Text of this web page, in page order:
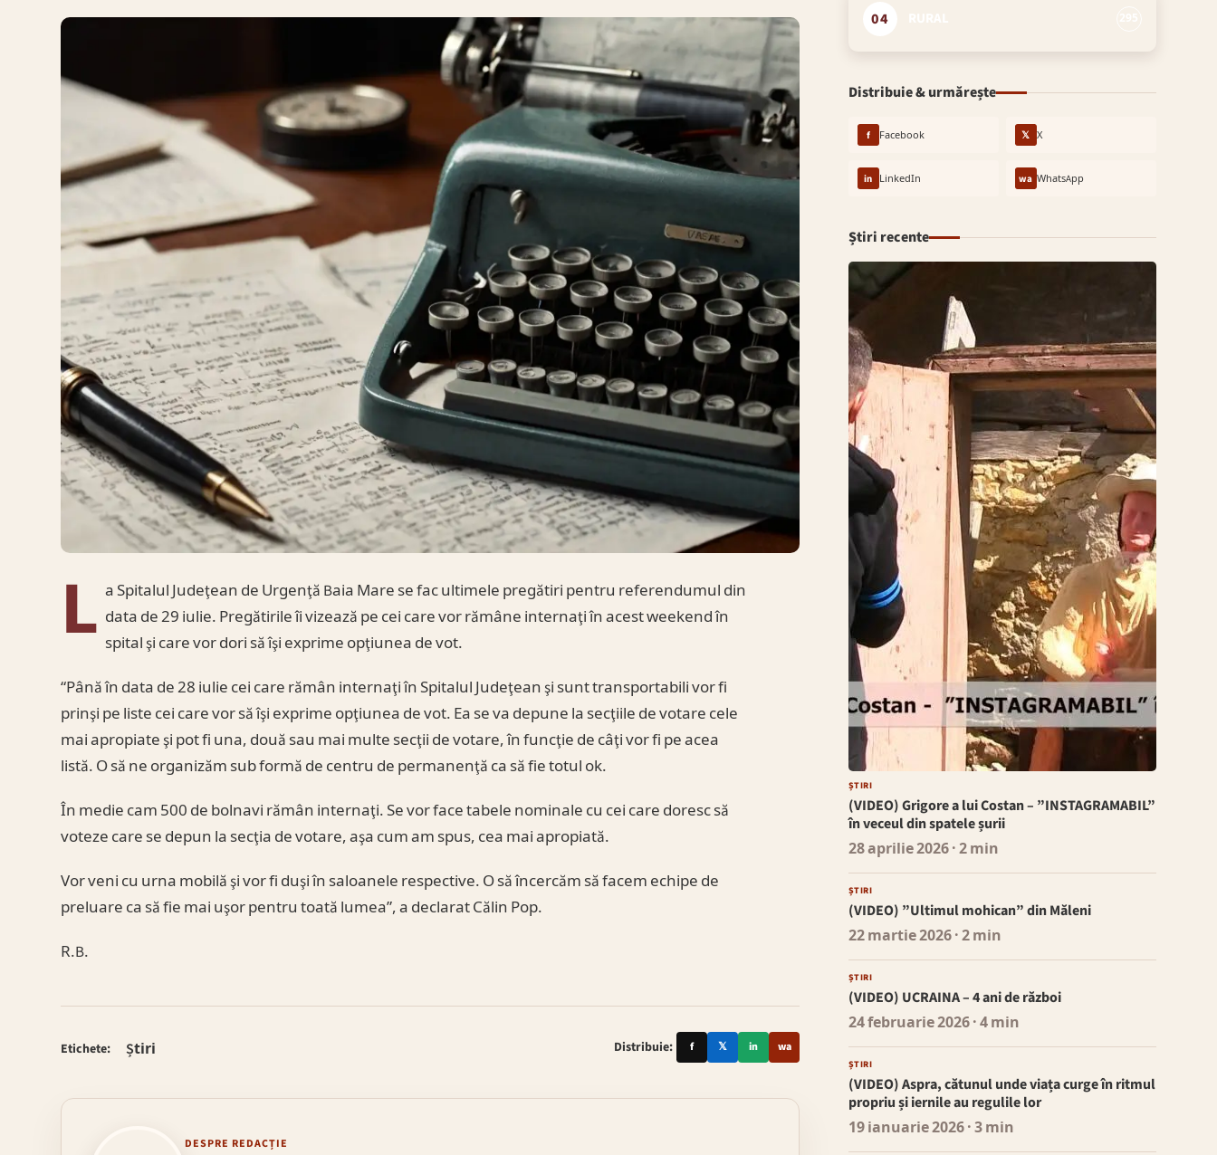
L a Spitalul Judeţean de Urgenţă Baia Mare se fac ultimele pregătiri pentru referendumul din
data de 29 iulie. Pregătirile îi vizează pe cei care vor rămâne internaţi în acest weekend în
spital şi care vor dori să îşi exprime opţiunea de vot.
“Până în data de 28 iulie cei care rămân internaţi în Spitalul Judeţean şi sunt transportabili vor fi
prinşi pe liste cei care vor să îşi exprime opţiunea de vot. Ea se va depune la secţiile de votare cele
mai apropiate şi pot fi una, două sau mai multe secţii de votare, în funcţie de câţi vor fi pe acea
listă. O să ne organizăm sub formă de centru de permanenţă ca să fie totul ok.
În medie cam 500 de bolnavi rămân internaţi. Se vor face tabele nominale cu cei care doresc să
voteze care se depun la secţia de votare, aşa cum am spus, cea mai apropiată.
Vor veni cu urna mobilă şi vor fi duşi în saloanele respective. O să încercăm să facem echipe de
preluare ca să fie mai uşor pentru toată lumea”, a declarat Călin Pop.
R.B.
Etichete: Știri Distribuie: f 𝕏 in wa
DESPRE REDACȚIE
04
Distribuie & urmărește
f Facebook 𝕏 X
in LinkedIn wa WhatsApp
Știri recente
ȘTIRI
(VIDEO) Grigore a lui Costan – ”INSTAGRAMABIL”
în veceul din spatele șurii
28 aprilie 2026· 2 min
ȘTIRI
(VIDEO) ”Ultimul mohican” din Măleni
22 martie 2026· 2 min
ȘTIRI
(VIDEO) UCRAINA – 4 ani de război
24 februarie 2026· 4 min
ȘTIRI
(VIDEO) Aspra, cătunul unde viața curge în ritmul
propriu și iernile au regulile lor
19 ianuarie 2026· 3 min